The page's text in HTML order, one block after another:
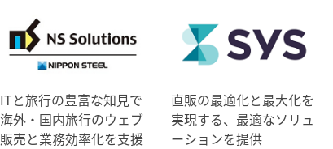
ITと旅行の豊富な知見で
海外・国内旅行のウェブ
販売と業務効率化を支援
直販の最適化と最大化を
実現する、最適なソリュ
ーションを提供